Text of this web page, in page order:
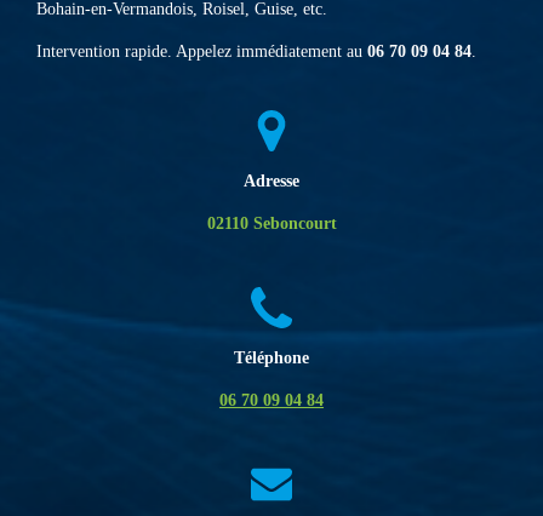
Bohain-en-Vermandois, Roisel, Guise, etc.
Intervention rapide. Appelez immédiatement au 06 70 09 04 84
Adresse
02110 Seboncourt
Téléphone
06 70 09 04 84